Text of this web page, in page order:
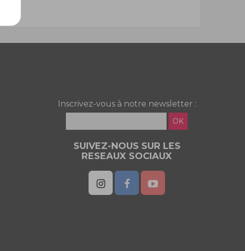
Inscrivez-vous à notre newsletter :
OK
SUIVEZ-NOUS SUR LES
RESEAUX SOCIAUX